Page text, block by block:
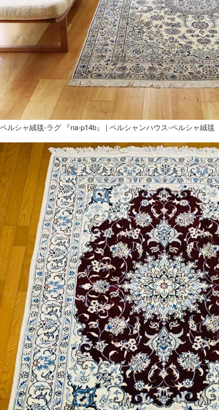
ペルシャ絨毯-ラグ 『na-p14b』 | ペルシャンハウス-ペルシャ絨毯